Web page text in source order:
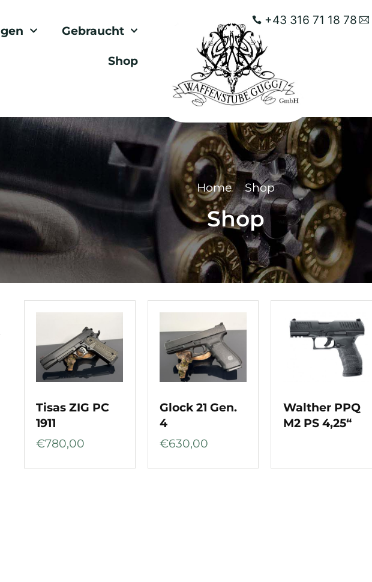
+43 316 71 18 78
Gebraucht
Shop
Home Shop
Shop
Tisas ZIG PC
1911
€780,00
Glock 21 Gen.
4
€630,00
Walther PPQ
M2 PS 4,25“